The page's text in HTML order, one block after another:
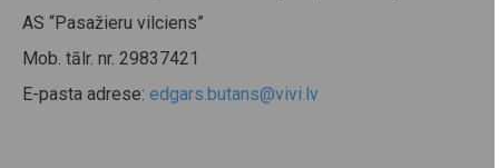
AS “Pasažieru vilciens”
Mob. tālr. nr. 29837421
E-pasta adrese: edgars.butans@vivi.lv